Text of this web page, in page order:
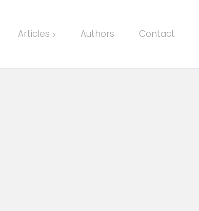
Articles > Authors Contact